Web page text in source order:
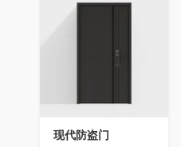
收藏
现代防盗门